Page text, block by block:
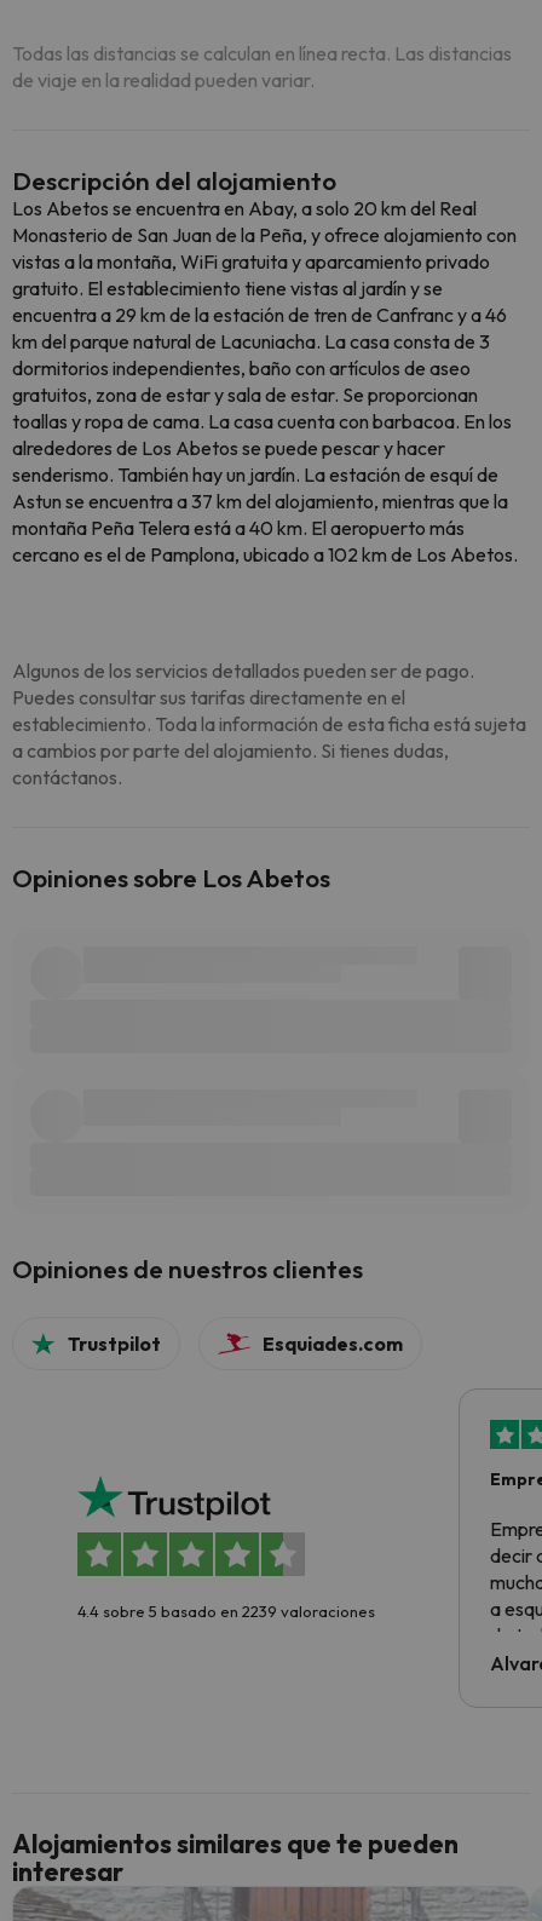
Todas las distancias se calculan en línea recta. Las distancias
de viaje en la realidad pueden variar.
Descripción del alojamiento
Los Abetos se encuentra en Abay, a solo 20 km del Real
Monasterio de San Juan de la Peña, y ofrece alojamiento con
vistas a la montaña, WiFi gratuita y aparcamiento privado
gratuito. El establecimiento tiene vistas al jardín y se
encuentra a 29 km de la estación de tren de Canfranc y a 46
km del parque natural de Lacuniacha. La casa consta de 3
dormitorios independientes, baño con artículos de aseo
gratuitos, zona de estar y sala de estar. Se proporcionan
toallas y ropa de cama. La casa cuenta con barbacoa. En los
alrededores de Los Abetos se puede pescar y hacer
senderismo. También hay un jardín. La estación de esquí de
Astun se encuentra a 37 km del alojamiento, mientras que la
montaña Peña Telera está a 40 km. El aeropuerto más
cercano es el de Pamplona, ubicado a 102 km de Los Abetos.
Algunos de los servicios detallados pueden ser de pago.
Puedes consultar sus tarifas directamente en el
establecimiento. Toda la información de esta ficha está sujeta
a cambios por parte del alojamiento. Si tienes dudas,
contáctanos.
Opiniones sobre Los Abetos
Opiniones de nuestros clientes
Trustpilot Esquiades.com
4.4 sobre 5 basado en 2239 valoraciones
decir
a
de
al
culpa
Alojamientos similares que te pueden
interesar